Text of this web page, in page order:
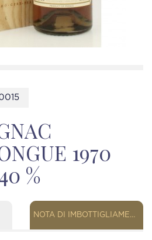
1970
%
NOTA DI IMBOTTIGLIAMENTO